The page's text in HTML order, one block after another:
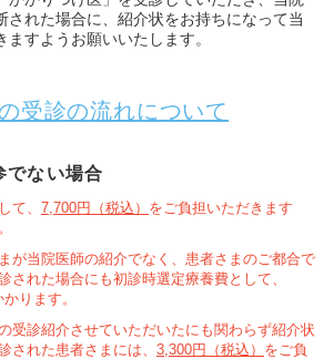
された場合に、紹介状をお持ちになって当
ますようお願いいたします。
受診の流れについて
でない場合
て、 7,700円（税込） をご負担いただきます
が当院医師の紹介でなく、患者さまのご都合で
された場合にも初診時選定療養費として、
ります。
受診紹介させていただいたにも関わらず紹介状
された患者さまには、 3,300円（税込） をご負